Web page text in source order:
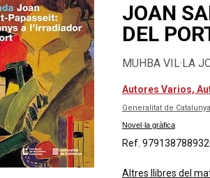
JOAN
DEL
MUHBA VIL·LA
Autores Varios,
Generalitat de Catalunya
Novel·la gràfica
Ref.
Altres llibres del